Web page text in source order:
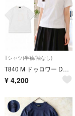
Tシャツ(半袖/袖なし)
T840 M ドゥロワー Dプリント ロゴ刺繍 コットン カットソー レディース
¥ 4,200